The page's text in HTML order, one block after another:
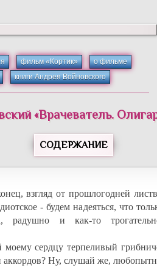
фильм «Кортик»
о фильме
книги Андрея Войновского
«Врачеватель.
СОДЕРЖАНИЕ
взгляд от прошлогодней
- будем надеяться, что
радушно и как-то
сердцу терпеливый
аккордов? Ну, слушай же,